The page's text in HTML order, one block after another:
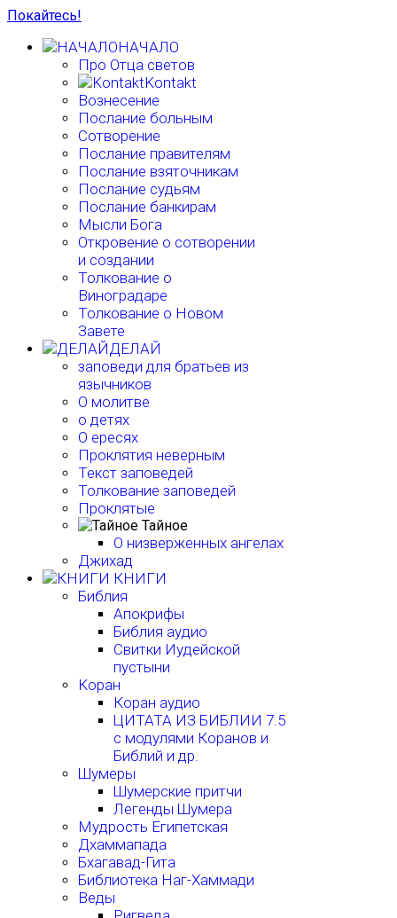
Покайтесь!
НАЧАЛО
Про Отца светов
Kontakt
Вознесение
Послание больным
Сотворение
Послание правителям
Послание взяточникам
Послание судьям
Послание банкирам
Мысли Бога
Откровение о сотворении
и создании
Толкование о
Виноградаре
Толкование о Новом
Завете
ДЕЛАЙ
заповеди для братьев из
язычников
О молитве
о детях
О ересях
Проклятия неверным
Текст заповедей
Толкование заповедей
Проклятые
Тайное
О низверженных ангелах
Джихад
КНИГИ
Библия
Апокрифы
Библия аудио
Свитки Иудейской
пустыни
Коран
Коран аудио
ЦИТАТА ИЗ БИБЛИИ 7.5
с модулями Коранов и
Библий и др.
Шумеры
Шумерские притчи
Легенды Шумера
Мудрость Египетская
Дхаммапада
Бхагавад-Гита
Библиотека Наг-Хаммади
Веды